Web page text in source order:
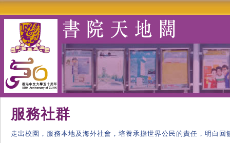
服務社群
走出校園，服務本地及海外社會，培養承擔世界公民的責任，明白